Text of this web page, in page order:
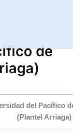
de
del Pacífico
(Plantel Arriaga)